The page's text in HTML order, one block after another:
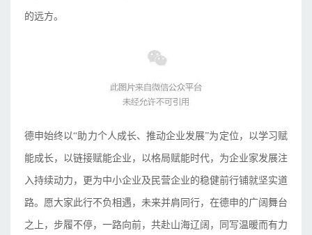
的远方。
德申始终以“助力个人成长、推动企业发展”为定位，以学习赋
能成长，以链接赋能企业，以格局赋能时代，为企业家发展注
入持续动力，更为中小企业及民营企业的稳健前行铺就坚实道
路。愿大家此行不负相遇，未来并肩同行，在德申的广阔舞台
之上，步履不停，一路向前，共赴山海辽阔，同写温暖而有力